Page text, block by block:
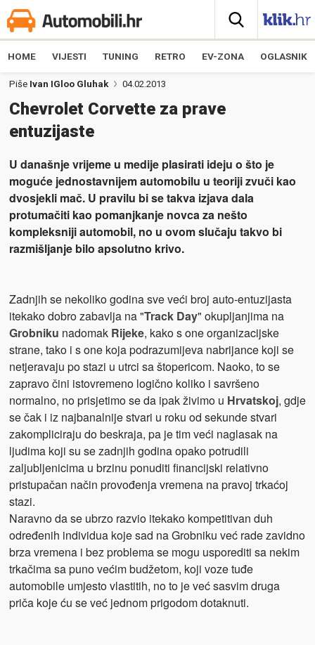
HOME VIJESTI TUNING RETRO EV-ZONA OGLASNIK
Piše Ivan IGloo Gluhak 04.02.2013
Chevrolet Corvette za prave
entuzijaste
U današnje vrijeme u medije plasirati ideju o što je
moguće jednostavnijem automobilu u teoriji zvuči kao
dvosjekli mač. U pravilu bi se takva izjava dala
protumačiti kao pomanjkanje novca za nešto
kompleksniji automobil, no u ovom slučaju takvo bi
razmišljanje bilo apsolutno krivo.
Zadnjih se nekoliko godina sve veći broj auto-entuzijasta
itekako dobro zabavlja na "Track Day" okupljanjima na
Grobniku nadomak Rijeke, kako s one organizacijske
strane, tako i s one koja podrazumijeva nabrijance koji se
netjeravaju po stazi u utrci sa štopericom. Naoko, to se
zapravo čini istovremeno logično koliko i savršeno
normalno, no prisjetimo se da ipak živimo u Hrvatskoj, gdje
se čak i iz najbanalnije stvari u roku od sekunde stvari
zakompliciraju do beskraja, pa je tim veći naglasak na
ljudima koji su se zadnjih godina opako potrudili
zaljubljenicima u brzinu ponuditi financijski relativno
pristupačan način provođenja vremena na pravoj trkaćoj
stazi.
Naravno da se ubrzo razvio itekako kompetitivan duh
određenih individua koje sad na Grobniku već rade zavidno
brza vremena i bez problema se mogu usporediti sa nekim
trkačima sa puno većim budžetom, koji voze tuđe
automobile umjesto vlastitih, no to je već sasvim druga
priča koje ću se već jednom prigodom dotaknuti.